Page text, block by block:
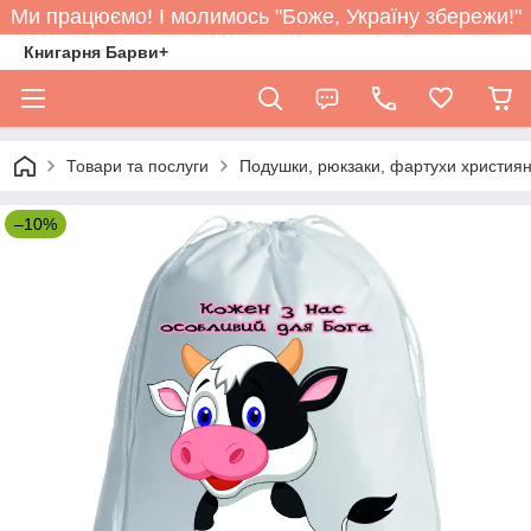
Ми працюємо! І молимось "Боже, Україну збережи!"
Книгарня Барви+
Товари та послуги Подушки, рюкзаки, фартухи
–10%